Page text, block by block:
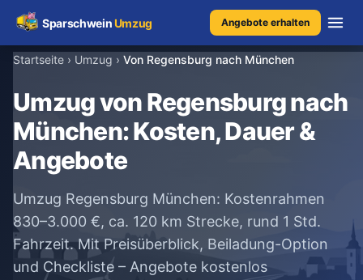
SparschweinUmzug Angebote erhalten
Umzugskosten
Kostenrechner
Ratgeber
Erfahrungen
Startseite › Umzug › Von Regensburg nach München
Umzug von Regensburg nach
München: Kosten, Dauer &
Angebote
Umzug Regensburg München: Kostenrahmen
830–3.000 €, ca. 120 km Strecke, rund 1 Std.
Fahrzeit. Mit Preisüberblick, Beiladung-Option
und Checkliste – Angebote kostenlos